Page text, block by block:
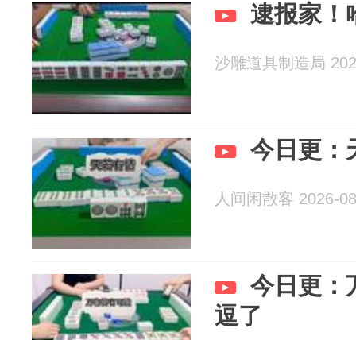
逮报家！
沙雕道具制造局
今日更：
人间闲散客 2026-
今日更：
逗了